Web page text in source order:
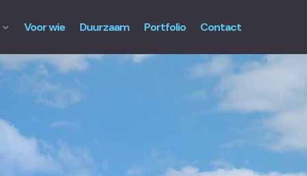
Voor wie Duurzaam Portfolio Contact